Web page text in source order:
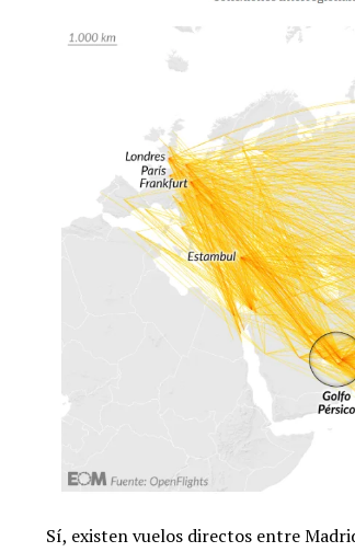
Sí, existen vuelos directos entre